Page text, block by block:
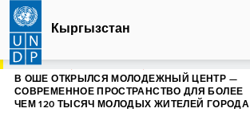
Перейти
основному
содержанию
Кыргызстан
ГЛАВНАЯ
В ОШЕ ОТКРЫЛСЯ МОЛОДЕЖНЫЙ ЦЕНТР —
СОВРЕМЕННОЕ ПРОСТРАНСТВО ДЛЯ БОЛЕЕ
ЧЕМ 120 ТЫСЯЧ МОЛОДЫХ ЖИТЕЛЕЙ ГОРОДА